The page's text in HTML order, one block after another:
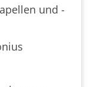
und -